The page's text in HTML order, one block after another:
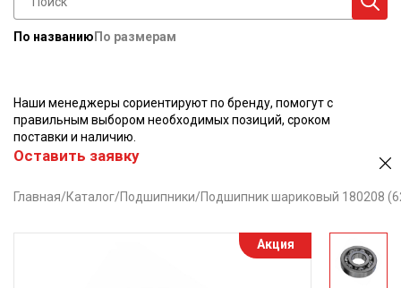
По названию По размерам
Наши менеджеры сориентируют по бренду, помогут с
правильным выбором необходимых позиций, сроком
поставки и наличию.
Оставить заявку
Главная/Каталог/Подшипники/Подшипник шариковый 180208
Акция